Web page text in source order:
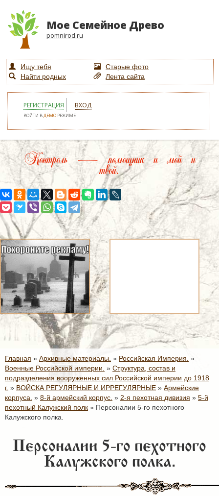
Мое Семейное Древо
pomnirod.ru
Ищу тебя
Старые фото
Найти родных
Лента сайта
РЕГИСТРАЦИЯ ВХОД
ВОЙТИ ВДЕМО РЕЖИМЕ
Контроль — помощник и мой и
твой.
Главная » Архивные материалы. » Российская Империя. »
Военные Российской империи. » Структура, состав и
подразделения вооруженных сил Российской империи до 1918
г. » ВОЙСКА РЕГУЛЯРНЫЕ И ИРРЕГУЛЯРНЫЕ » Армейские
корпуса. » 8-й армейский корпус. » 2-я пехотная дивизия » 5-й
пехотный Калужский полк » Персоналии 5-го пехотного
Калужского полка.
Персоналии 5-го пехотного
Калужского полка.